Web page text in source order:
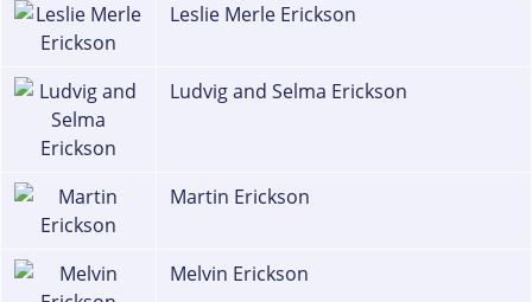
Leslie Merle Erickson
Ludvig and Selma Erickson
Martin Erickson
Melvin Erickson